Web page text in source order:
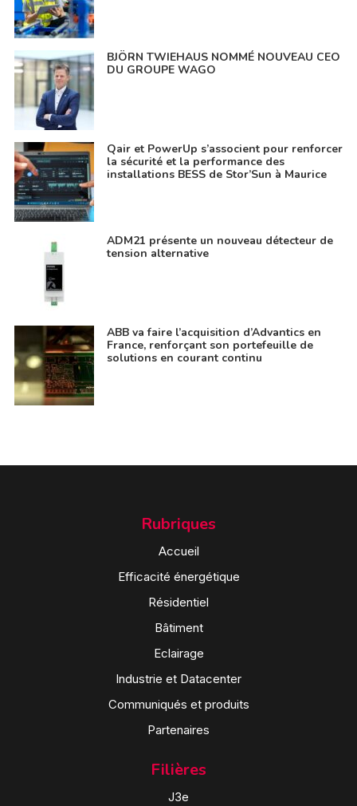
BJÖRN TWIEHAUS NOMMÉ NOUVEAU CEO
DU GROUPE WAGO
Qair et PowerUp s’associent pour renforcer
la sécurité et la performance des
installations BESS de Stor’Sun à Maurice
ADM21 présente un nouveau détecteur de
tension alternative
ABB va faire l’acquisition d’Advantics en
France, renforçant son portefeuille de
solutions en courant continu
Rubriques
Accueil
Efficacité énergétique
Résidentiel
Bâtiment
Eclairage
Industrie et Datacenter
Communiqués et produits
Partenaires
Filières
J3e